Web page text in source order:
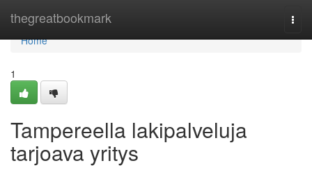
thegreatbookmark
Home
Home
1
Tampereella lakipalveluja
tarjoava yritys